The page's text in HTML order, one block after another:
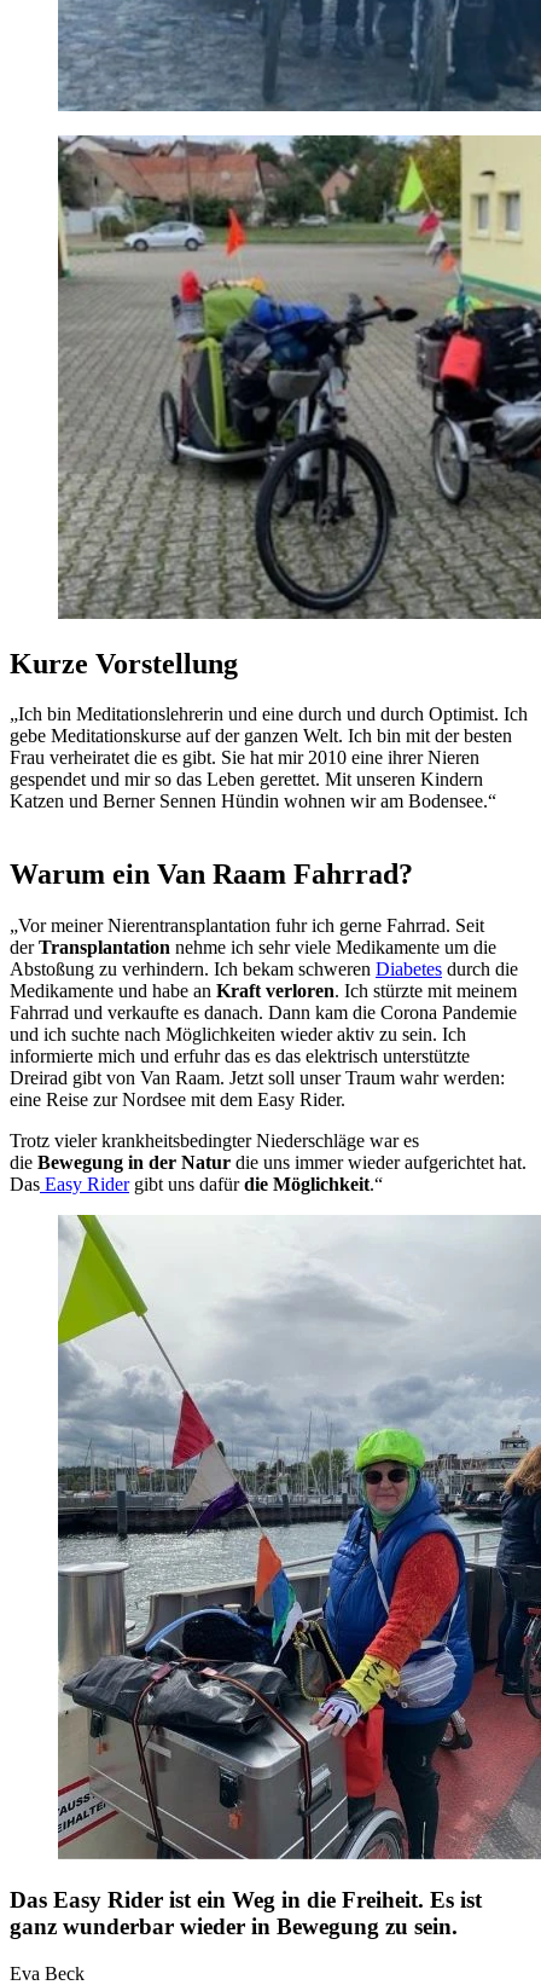
Kurze Vorstellung
„Ich bin Meditationslehrerin und eine durch und durch Optimist. Ich
gebe Meditationskurse auf der ganzen Welt. Ich bin mit der besten
Frau verheiratet die es gibt. Sie hat mir 2010 eine ihrer Nieren
gespendet und mir so das Leben gerettet. Mit unseren Kindern
Katzen und Berner Sennen Hündin wohnen wir am Bodensee.“
Warum ein Van Raam Fahrrad?
„Vor meiner Nierentransplantation fuhr ich gerne Fahrrad. Seit
derTransplantation nehme ich sehr viele Medikamente um die
Abstoßung zu verhindern. Ich bekam schweren Diabetes durch die
Medikamente und habe an Kraft verloren. Ich stürzte mit meinem
Fahrrad und verkaufte es danach. Dann kam die Corona Pandemie
und ich suchte nach Möglichkeiten wieder aktiv zu sein. Ich
informierte mich und erfuhr das es das elektrisch unterstützte
Dreirad gibt von Van Raam. Jetzt soll unser Traum wahr werden:
eine Reise zur Nordsee mit dem Easy Rider.
Trotz vieler krankheitsbedingter Niederschläge war es
die Bewegung in der Natur die uns immer wieder aufgerichtet hat.
Das Easy Ridergibt uns dafürdie Möglichkeit.“
Das Easy Rider ist ein Weg in die Freiheit. Es ist
ganz wunderbar wieder in Bewegung zu sein.
Eva Beck